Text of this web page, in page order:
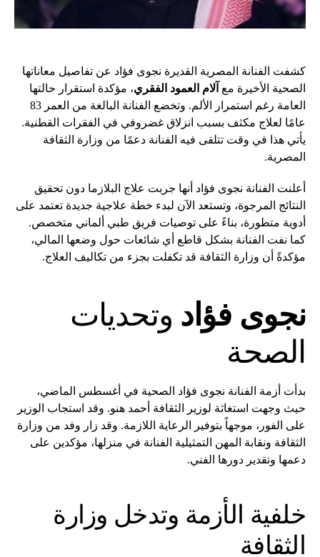
كشفت الفنانة المصرية القديرة نجوى فؤاد عن تفاصيل معاناتها
الصحية الأخيرة مع آلام العمود الفقري، مؤكدة استقرار حالتها
العامة رغم استمرار الألم. وتخضع الفنانة البالغة من العمر 83
عامًا لعلاج مكثف بسبب انزلاق غضروفي في الفقرات القطنية.
يأتي هذا في وقت تتلقى فيه الفنانة دعمًا من وزارة الثقافة
المصرية.
أعلنت الفنانة نجوى فؤاد أنها جربت علاج البلازما دون تحقيق
النتائج المرجوة، وتستعد الآن لبدء خطة علاجية جديدة تعتمد على
أدوية متطورة، بناءً على توصيات فريق طبي ألماني متخصص.
كما نفت الفنانة بشكل قاطع أي شائعات حول وضعها المالي،
مؤكدةً أن وزارة الثقافة قد تكفلت بجزء من تكاليف العلاج.
نجوى فؤاد وتحديات
الصحة
بدأت أزمة الفنانة نجوى فؤاد الصحية في أغسطس الماضي،
حيث وجهت استغاثة لوزير الثقافة أحمد هنو. وقد استجاب الوزير
على الفور، موجهاً بتوفير الرعاية اللازمة. وقد زار وفد من وزارة
الثقافة ونقابة المهن التمثيلية الفنانة في منزلها، مؤكدين على
دعمها وتقدير دورها الفني.
خلفية الأزمة وتدخل وزارة
الثقافة